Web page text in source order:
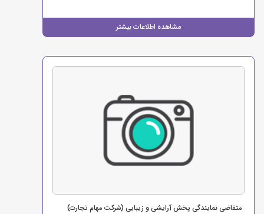
مشاهده اطلاعات بیشتر
متقاضی نمایندگی پخش آرایشی و زیبایی (شرکت مهام تجارت)